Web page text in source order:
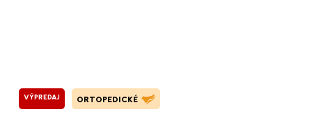
VÝPREDAJ ORTOPEDICKÉ